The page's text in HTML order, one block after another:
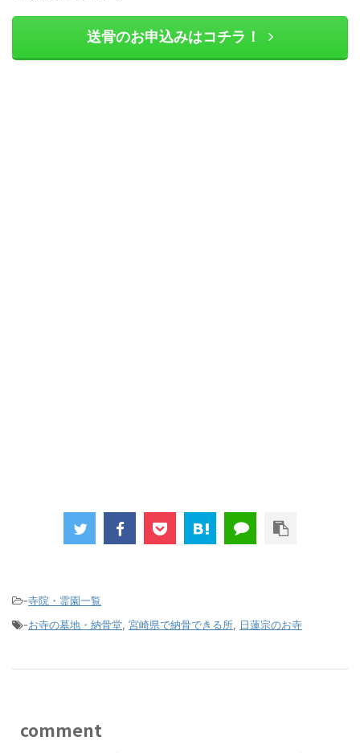
送骨のお申込みはコチラ！
-寺院・霊園一覧
-お寺の墓地・納骨堂, 宮崎県で納骨できる所, 日蓮宗のお寺
comment